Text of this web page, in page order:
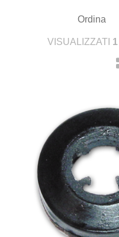
Ordina
VISUALIZZATI 1